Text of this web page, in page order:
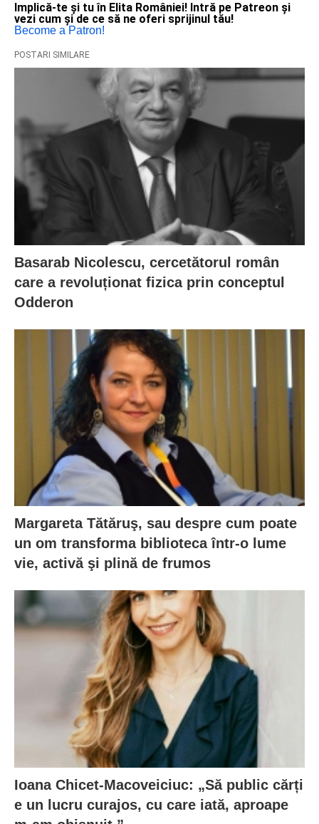
Implică-te și tu în Elita României! Intră pe Patreon și
vezi cum și de ce să ne oferi sprijinul tău!
Become a Patron!
POSTARI SIMILARE
Basarab Nicolescu, cercetătorul român
care a revoluționat fizica prin conceptul
Odderon
Margareta Tătăruş, sau despre cum poate
un om transforma biblioteca într-o lume
vie, activă şi plină de frumos
Ioana Chicet-Macoveiciuc: „Să public cărți
e un lucru curajos, cu care iată, aproape